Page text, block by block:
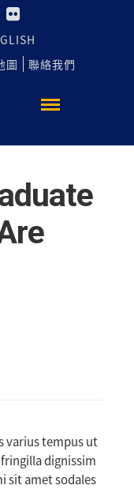
圖 聯絡我們
varius tempus ut
dignissim
sit amet sodales